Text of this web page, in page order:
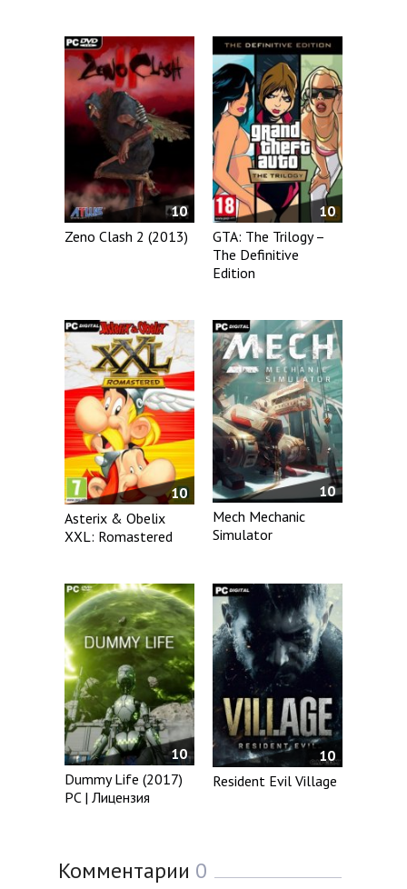
10
Zeno Clash 2 (2013)
10
GTA: The Trilogy –
The Definitive
Edition
10
Asterix & Obelix
XXL: Romastered
10
Mech Mechanic
Simulator
10
Dummy Life (2017)
PC | Лицензия
10
Resident Evil Village
Комментарии 0